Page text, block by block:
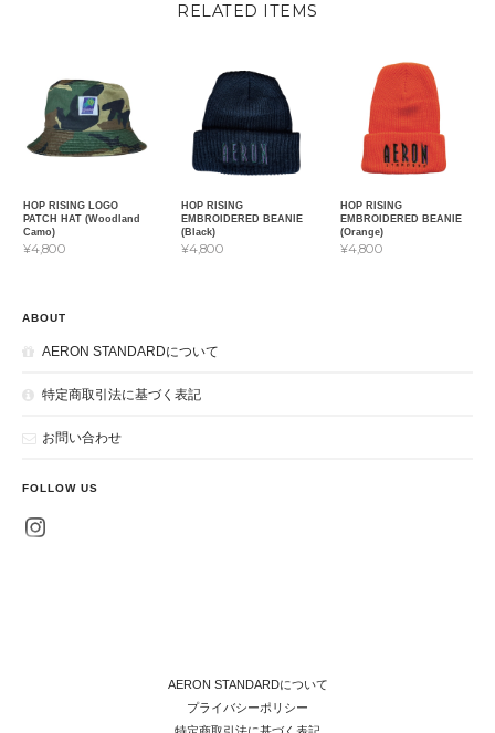
RELATED ITEMS
HOP RISING LOGO
PATCH HAT (Woodland
Camo)
¥4,800
HOP RISING
EMBROIDERED BEANIE
(Black)
¥4,800
HOP RISING
EMBROIDERED BEANIE
(Orange)
¥4,800
ABOUT
AERON STANDARDについて
特定商取引法に基づく表記
お問い合わせ
FOLLOW US
AERON STANDARDについて
プライバシーポリシー